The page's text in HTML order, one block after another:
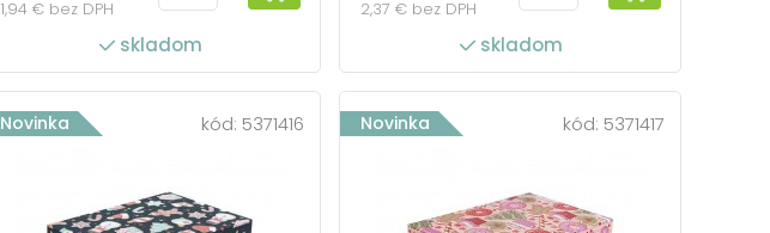
1,94 € bez DPH
skladom
2,37 € bez DPH
skladom
Novinka kód: 5371416 Novinka kód: 5371417